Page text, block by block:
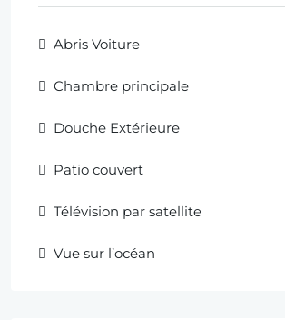
Abris Voiture
Chambre principale
Douche Extérieure
Patio couvert
Télévision par satellite
Vue sur l’océan